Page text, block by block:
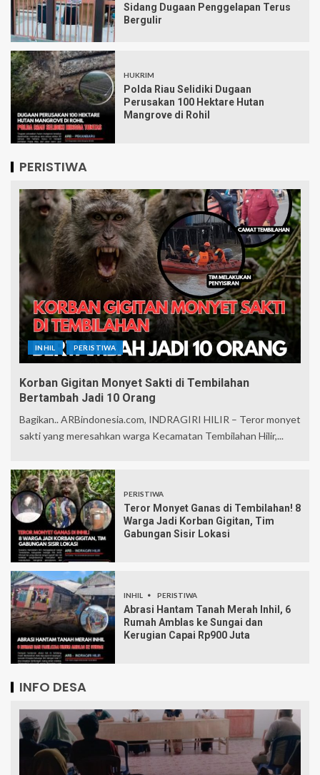
Sidang Dugaan Penggelapan Terus
Bergulir
HUKRIM
Polda Riau Selidiki Dugaan
Perusakan 100 Hektare Hutan
Mangrove di Rohil
PERISTIWA
INHIL PERISTIWA
Korban Gigitan Monyet Sakti di Tembilahan
Bertambah Jadi 10 Orang
Bagikan.. ARBindonesia.com, INDRAGIRI HILIR – Teror monyet
sakti yang meresahkan warga Kecamatan Tembilahan Hilir,...
PERISTIWA
Teror Monyet Ganas di Tembilahan! 8
Warga Jadi Korban Gigitan, Tim
Gabungan Sisir Lokasi
INHIL PERISTIWA
Abrasi Hantam Tanah Merah Inhil, 6
Rumah Amblas ke Sungai dan
Kerugian Capai Rp900 Juta
INFO DESA